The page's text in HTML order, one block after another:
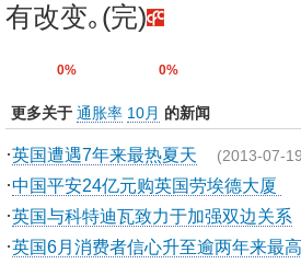
有改变｡(完)
0% 0%
更多关于 通胀率 10月 的新闻
·英国遭遇7年来最热夏天 (2013-07-
·中国平安24亿元购英国劳埃德大厦
·英国与科特迪瓦致力于加强双边关系
·英国6月消费者信心升至逾两年来最